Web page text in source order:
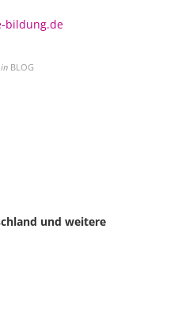
bildung.de
in BLOG
und weitere